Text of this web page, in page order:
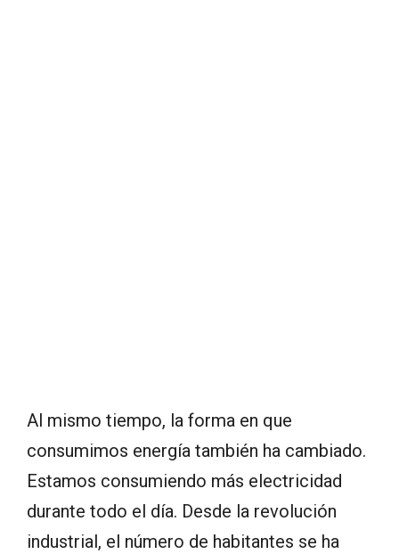
Al mismo tiempo, la forma en que
consumimos energía también ha cambiado.
Estamos consumiendo más electricidad
durante todo el día. Desde la revolución
industrial, el número de habitantes se ha